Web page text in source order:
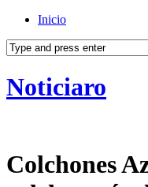
Inicio
Noticiaro
Colchones